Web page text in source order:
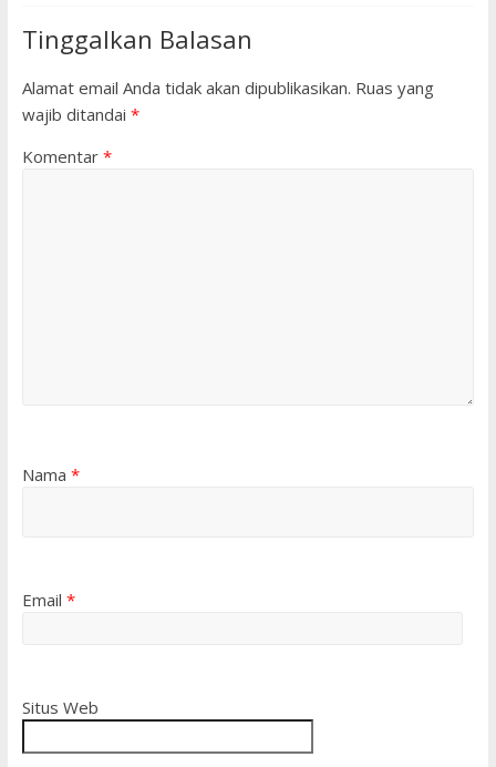
Tinggalkan Balasan
Alamat email Anda tidak akan dipublikasikan. Ruas yang
wajib ditandai *
Komentar *
Nama *
Email *
Situs Web